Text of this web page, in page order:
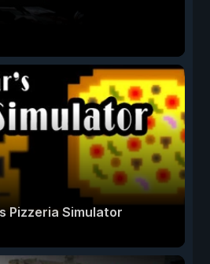
Pizzeria Simulator